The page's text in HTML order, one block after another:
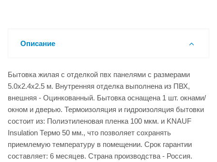
Описание
Бытовка жилая с отделкой пвх панелями с размерами
5.0x2.4x2.5 м. Внутренняя отделка выполнена из ПВХ,
внешняя - Оцинкованный. Бытовка оснащена 1 шт. окнами/
окном и дверью. Термоизоляция и гидроизоляция бытовки
состоит из: Полиэтиленовая пленка 100 мкм. и KNAUF
Insulation Термо 50 мм., что позволяет сохранять
приемлемую температуру в помещении. Срок гарантии
составляет: 6 месяцев. Страна производства - Россия.